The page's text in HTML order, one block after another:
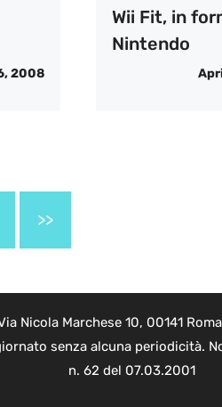
2008
Wii Fit, in
Nintendo
>>
Nicola Marchese 10, 00141
senza alcuna periodicità.
n. 62 del 07.03.2001